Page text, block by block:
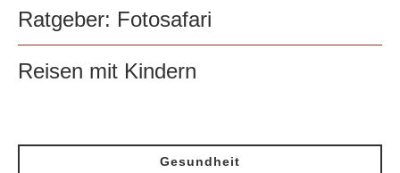
Ratgeber: Fotosafari
Reisen mit Kindern
Gesundheit